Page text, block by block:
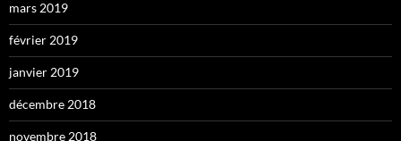
mars 2019
février 2019
janvier 2019
décembre 2018
novembre 2018